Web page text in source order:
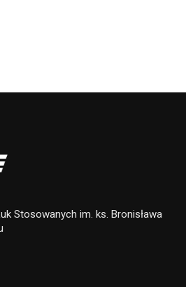
Stosowanych im. ks. Bronisława